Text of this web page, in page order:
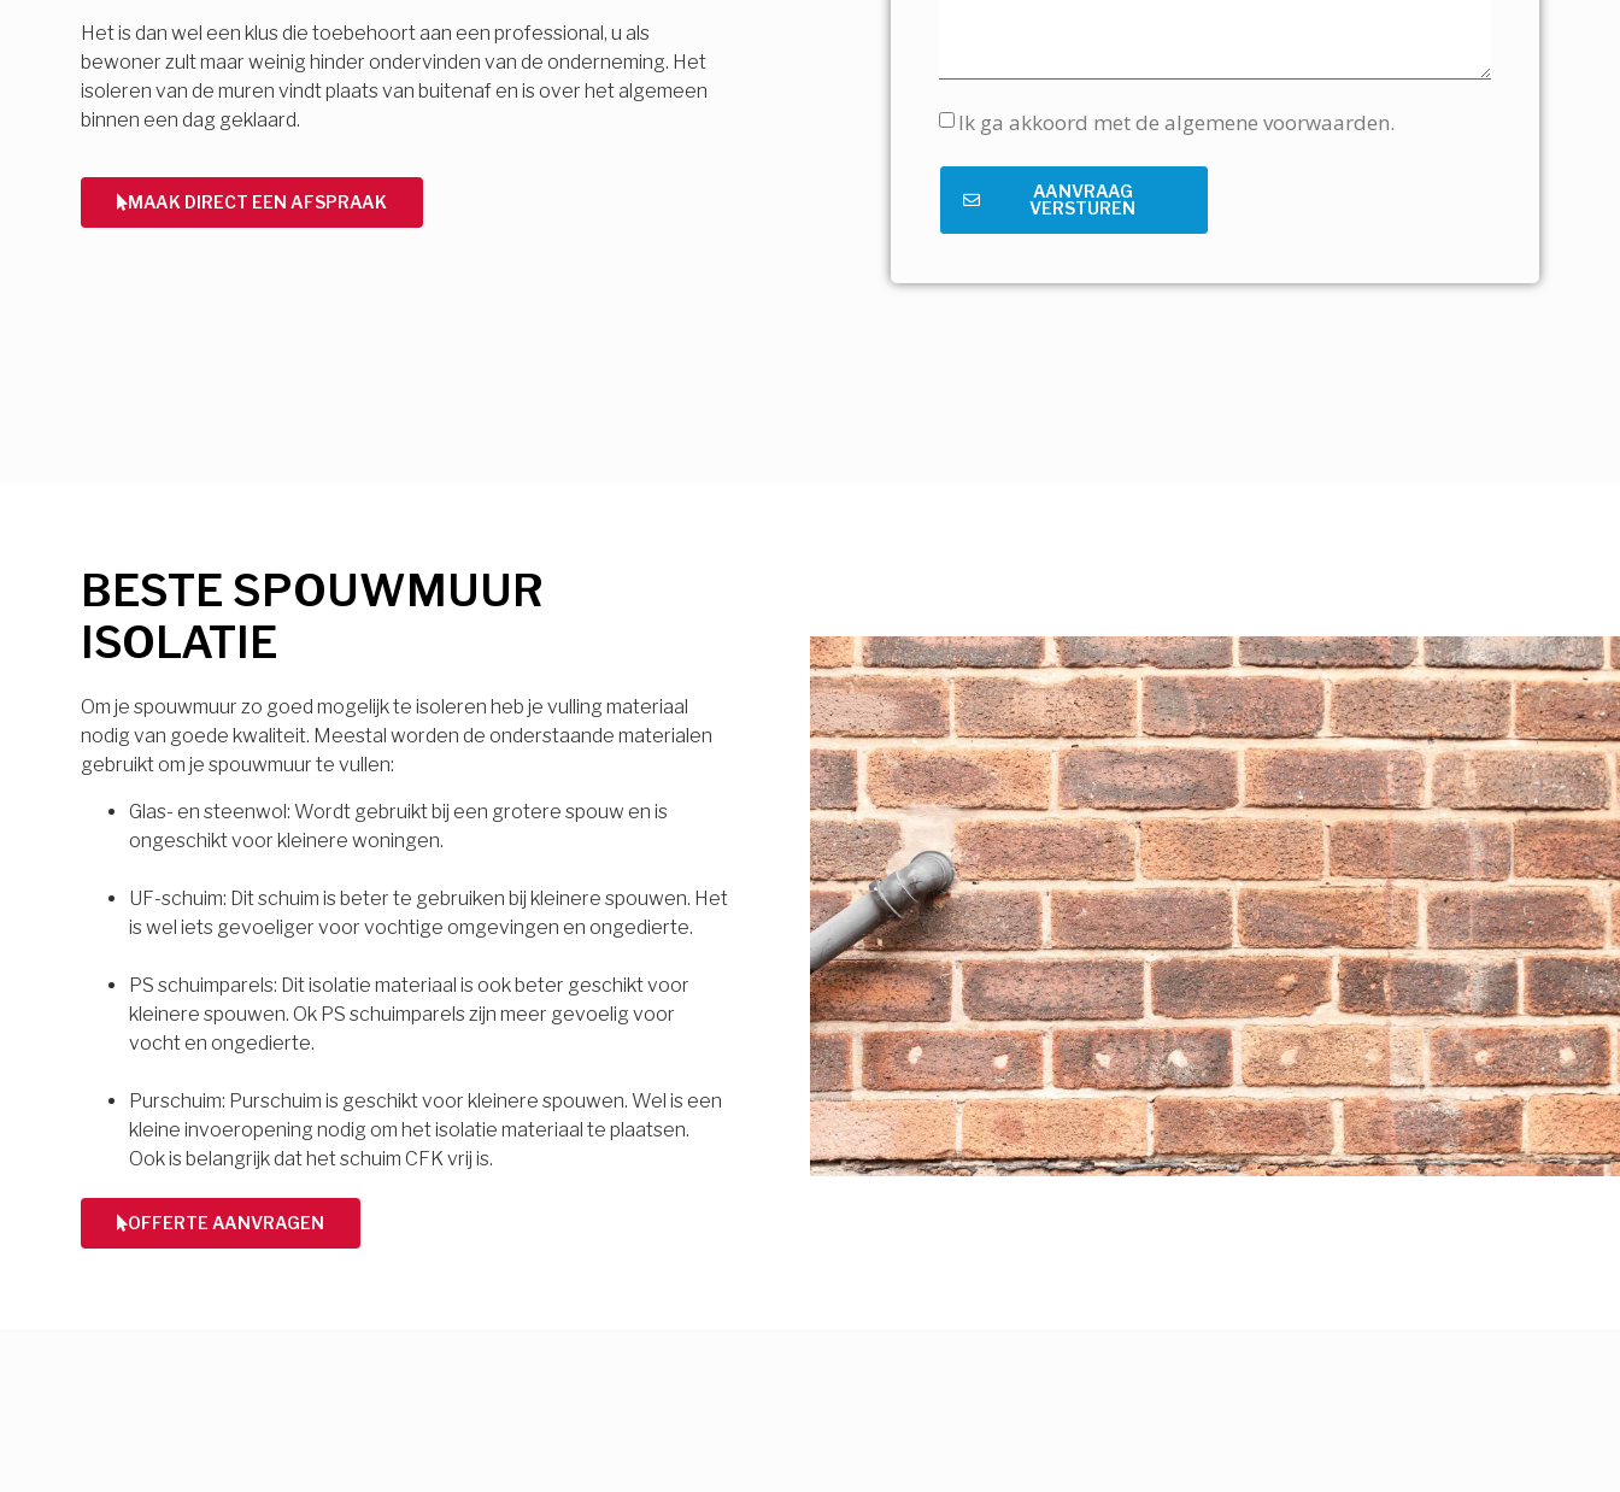
Het is dan wel een klus die toebehoort aan een professional, u als
bewoner zult maar weinig hinder ondervinden van de onderneming. Het
isoleren van de muren vindt plaats van buitenaf en is over het algemeen
binnen een dag geklaard.
MAAK DIRECT EEN AFSPRAAK
Ik ga akkoord met de algemene voorwaarden.
AANVRAAG
VERSTUREN
BESTE SPOUWMUUR
ISOLATIE
Om je spouwmuur zo goed mogelijk te isoleren heb je vulling materiaal
nodig van goede kwaliteit. Meestal worden de onderstaande materialen
gebruikt om je spouwmuur te vullen:
Glas- en steenwol: Wordt gebruikt bij een grotere spouw en is
ongeschikt voor kleinere woningen.
UF-schuim: Dit schuim is beter te gebruiken bij kleinere spouwen. Het
is wel iets gevoeliger voor vochtige omgevingen en ongedierte.
PS schuimparels: Dit isolatie materiaal is ook beter geschikt voor
kleinere spouwen. Ok PS schuimparels zijn meer gevoelig voor
vocht en ongedierte.
Purschuim: Purschuim is geschikt voor kleinere spouwen. Wel is een
kleine invoeropening nodig om het isolatie materiaal te plaatsen.
Ook is belangrijk dat het schuim CFK vrij is.
OFFERTE AANVRAGEN